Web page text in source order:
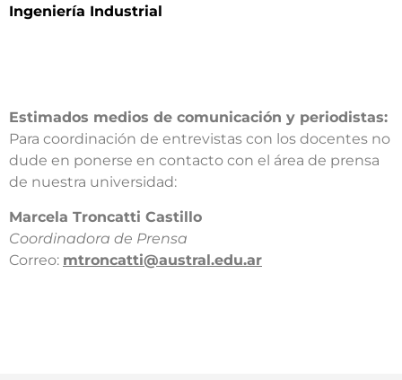
Ingeniería Industrial
Estimados medios de comunicación y periodistas:
Para coordinación de entrevistas con los docentes no
dude en ponerse en contacto con el área de prensa
de nuestra universidad:​
​Marcela Troncatti Castillo​
Coordinadora de Prensa​
Correo: mtroncatti@austral.edu.ar​